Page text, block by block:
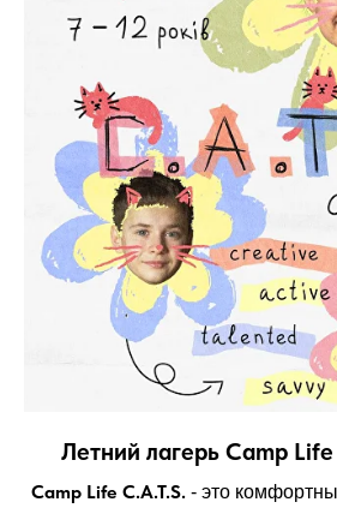
Летний лагерь Camp Life
Camp Life C.A.T.S. - это